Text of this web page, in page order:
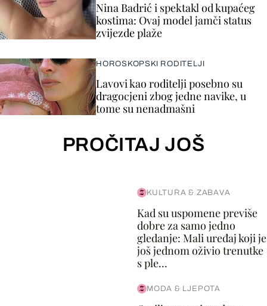
Nina Badrić i spektakl od kupaćeg
kostima: Ovaj model jamči status
zvijezde plaže
HOROSKOPSKI RODITELJI
Lavovi kao roditelji posebno su
dragocjeni zbog jedne navike, u
tome su nenadmašni
PROČITAJ JOŠ
KULTURA & ZABAVA
Kad su uspomene previše
dobre za samo jedno
gledanje: Mali uređaj koji je
još jednom oživio trenutke
s ple...
MODA & LJEPOTA